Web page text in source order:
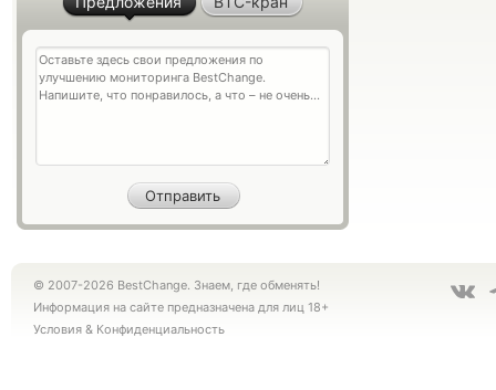
© 2007-2026 BestChange. Знаем, где обменять!
Информация на сайте предназначена для лиц 18+
Условия & Конфиденциальность